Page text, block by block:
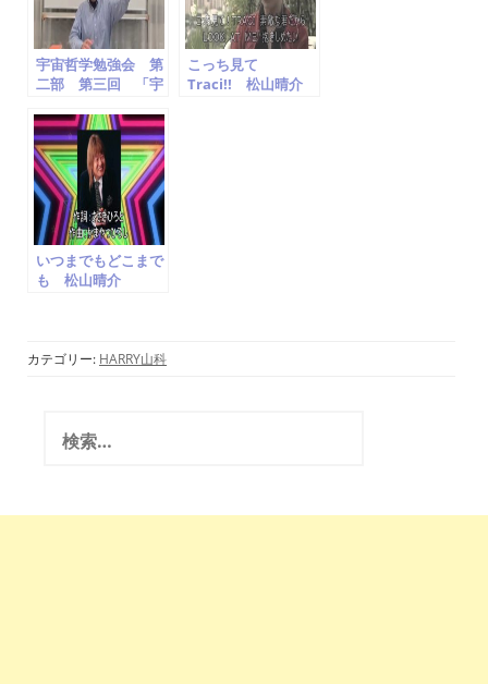
宇宙哲学勉強会 第
二部 第三回 「宇
harry山科
こっち見て
Traci!! 松山晴介
いつまでもどこまで
も 松山晴介
cover かまやつひ
カテゴリー: HARRY山科